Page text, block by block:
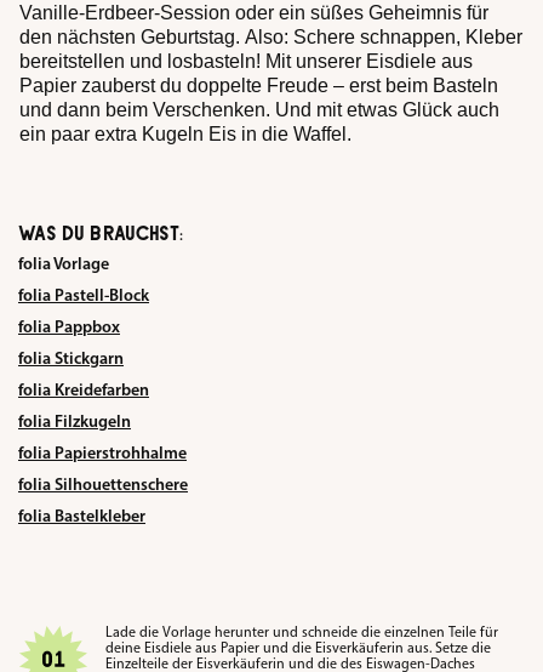
WAS DU BRAUCHST:
folia Vorlage
folia Pastell-Block
folia Pappbox
folia Stickgarn
folia Kreidefarben
folia Filzkugeln
folia Papierstrohhalme
folia Silhouettenschere
folia Bastelkleber
Vanille-Erdbeer-Session oder ein süßes Geheimnis für
den nächsten Geburtstag. Also: Schere schnappen, Kleber
bereitstellen und losbasteln! Mit unserer Eisdiele aus
Papier zauberst du doppelte Freude – erst beim Basteln
und dann beim Verschenken. Und mit etwas Glück auch
ein paar extra Kugeln Eis in die Waffel.
Lade die Vorlage herunter und schneide die einzelnen Teile für
deine Eisdiele aus Papier und die Eisverkäuferin aus. Setze die
Einzelteile der Eisverkäuferin und die des Eiswagen-Daches